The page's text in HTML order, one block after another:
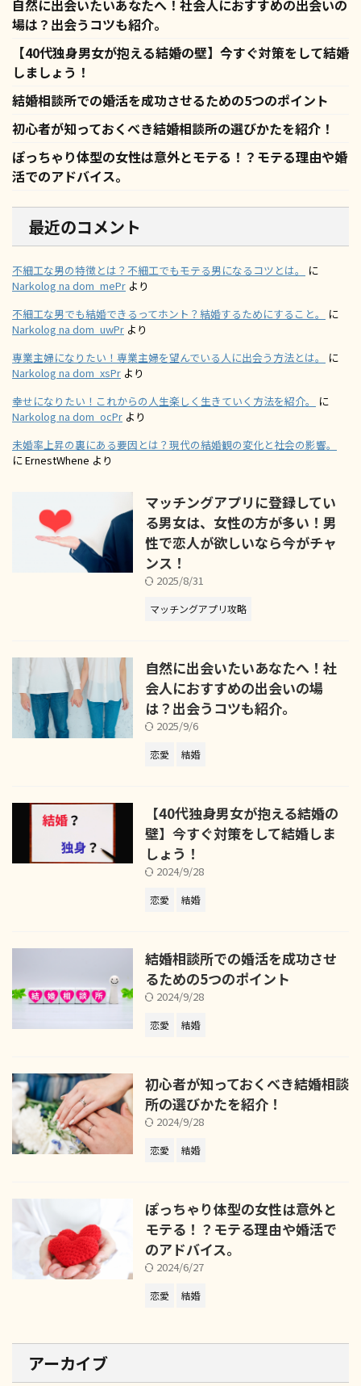
自然に出会いたいあなたへ！社会人におすすめの出会いの
場は？出会うコツも紹介。
【40代独身男女が抱える結婚の壁】今すぐ対策をして結婚
しましょう！
結婚相談所での婚活を成功させるための5つのポイント
初心者が知っておくべき結婚相談所の選びかたを紹介！
ぽっちゃり体型の女性は意外とモテる！？モテる理由や婚
活でのアドバイス。
最近のコメント
不細工な男の特徴とは？不細工でもモテる男になるコツとは。
に
Narkolog na dom_mePr より
不細工な男でも結婚できるってホント？結婚するためにすること。
に
Narkolog na dom_uwPr より
専業主婦になりたい！専業主婦を望んでいる人に出会う方法とは。
に
Narkolog na dom_xsPr より
幸せになりたい！これからの人生楽しく生きていく方法を紹介。
に
Narkolog na dom_ocPr より
未婚率上昇の裏にある要因とは？現代の結婚観の変化と社会の影響。
にErnestWhene より
マッチングアプリに登録してい
る男女は、女性の方が多い！男
性で恋人が欲しいなら今がチャ
ンス！
2025/8/31
マッチングアプリ攻略
自然に出会いたいあなたへ！社
会人におすすめの出会いの場
は？出会うコツも紹介。
2025/9/6
恋愛 結婚
【40代独身男女が抱える結婚の
壁】今すぐ対策をして結婚しま
しょう！
2024/9/28
恋愛 結婚
結婚相談所での婚活を成功させ
るための5つのポイント
2024/9/28
恋愛 結婚
初心者が知っておくべき結婚相談
所の選びかたを紹介！
2024/9/28
恋愛 結婚
ぽっちゃり体型の女性は意外と
モテる！？モテる理由や婚活で
のアドバイス。
2024/6/27
恋愛 結婚
アーカイブ